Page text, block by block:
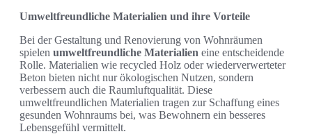
Umweltfreundliche Materialien und ihre Vorteile
Bei der Gestaltung und Renovierung von Wohnräumen
spielen umweltfreundliche Materialien eine entscheidende
Rolle. Materialien wie recycled Holz oder wiederverwerteter
Beton bieten nicht nur ökologischen Nutzen, sondern
verbessern auch die Raumluftqualität. Diese
umweltfreundlichen Materialien tragen zur Schaffung eines
gesunden Wohnraums bei, was Bewohnern ein besseres
Lebensgefühl vermittelt.